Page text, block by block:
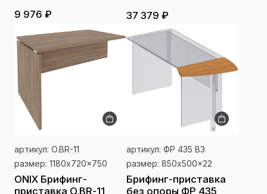
9 976 ₽ 37 379 ₽
артикул: O.BR-11
размер: 1180x720x750
ONIX Брифинг-
приставка O.BR-11
артикул: ФР 435 ВЗ
размер: 850x500x22
Брифинг-приставка
без опоры ФР 435